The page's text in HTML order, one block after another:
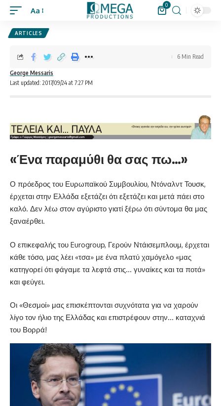
Aa
0
ARTICLES
Last updated: 2017/09/24 at 7:27 PM
George Messaris
6 Min Read
«Ένα παραμύθι θα σας πω…»
Ο πρόεδρος του Ευρωπαϊκού Συμβουλίου, Ντόναλντ Τουσκ,
έρχεται στην Ελλάδα εξετάζει ότι εξετάζει και μετά πάει στο
καλό. Δεν λέω στον αγύριστο γιατί ξέρω ότι σύντομα θα μας
ξαναέρθει.
Ο επικεφαλής του Eurogroup, Γερούν Ντάισεμπλουμ, έρχεται
κάθε τόσο, μας λέει «τσα» με ένα πλατύ χαμόγελο «μας
κατηγορεί ότι φάγαμε τα λεφτά στις… γυναίκες και τα ποτά»
και φεύγει.
Οι «Θεσμοί» μας επισκέπτονται συχνότατα για να χαρούν
λίγο τον ήλιο της Ελλάδας και επιστρέφουν στην… καταχνιά
του Βορρά!